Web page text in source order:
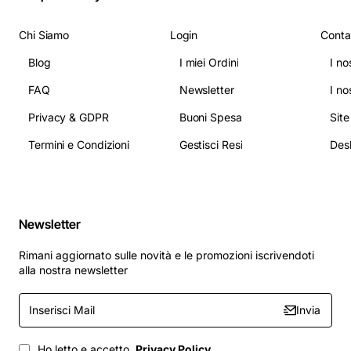
Chi Siamo
Blog
FAQ
Privacy & GDPR
Termini e Condizioni
Login
I miei Ordini
Newsletter
Buoni Spesa
Gestisci Resi
I
I
Newsletter
Rimani aggiornato sulle novità e le promozioni iscrivendoti
alla nostra newsletter
Inserisci
Mail
Invia